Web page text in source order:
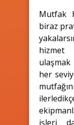
Mutfak
biraz
hizmet
her
işleri